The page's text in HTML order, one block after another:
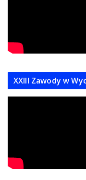
XXIII Zawody w